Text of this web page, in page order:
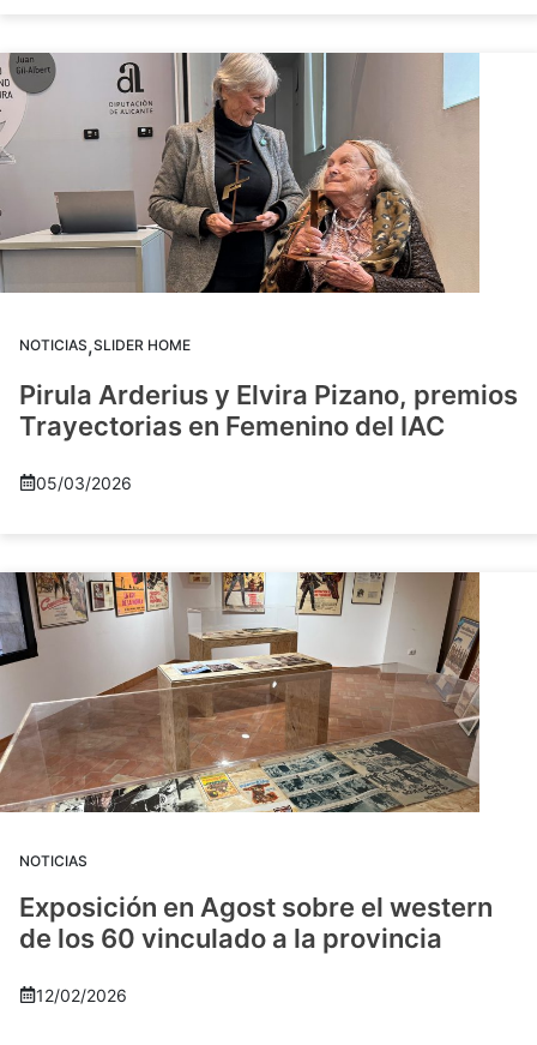
NOTICIAS,SLIDER HOME
Pirula Arderius y Elvira Pizano, premios
Trayectorias en Femenino del IAC
05/03/2026
NOTICIAS
Exposición en Agost sobre el western
de los 60 vinculado a la provincia
12/02/2026